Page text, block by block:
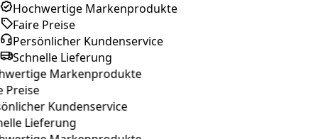
Hochwertige Markenprodukte
Faire Preise
Persönlicher Kundenservice
Schnelle Lieferung
Markenprodukte
Kundenservice
Lieferung